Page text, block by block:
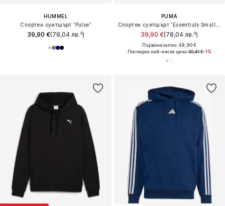
HUMMEL
Спортен суитшърт 'Pulse'
39,90 €(78,04 лв.³)
PUMA
39,90 €(78,04 лв.³)
Първоначално: 49,90 €
Последна най-ниска цена:40,41 €-1%